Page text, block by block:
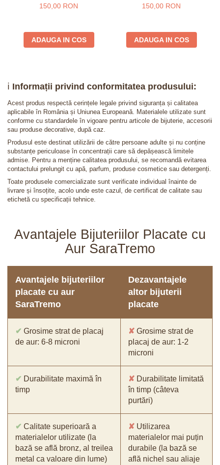
150,00 RON
ADAUGA IN COS
150,00 RON
ADAUGA IN COS
ℹ️ Informații privind conformitatea produsului:
Acest produs respectă cerințele legale privind siguranța și calitatea
aplicabile în România și Uniunea Europeană. Materialele utilizate sunt
conforme cu standardele în vigoare pentru articole de bijuterie, accesorii
sau produse decorative, după caz.
Produsul este destinat utilizării de către persoane adulte și nu conține
substanțe periculoase în concentrații care să depășească limitele
admise. Pentru a menține calitatea produsului, se recomandă evitarea
contactului prelungit cu apă, parfum, produse cosmetice sau detergenți.
Toate produsele comercializate sunt verificate individual înainte de
livrare și însoțite, acolo unde este cazul, de certificat de calitate sau
etichetă cu specificații tehnice.
Avantajele Bijuteriilor Placate cu
Aur SaraTremo
Avantajele bijuteriilor
placate cu aur
SaraTremo
Dezavantajele
altor bijuterii
placate
✔ Grosime strat de placaj
de aur: 6-8 microni
✘ Grosime strat de
placaj de aur: 1-2
microni
✔ Durabilitate maximă în
timp
✘ Durabilitate limitată
în timp (câteva
purtări)
✔ Calitate superioară a
materialelor utilizate (la
bază se află bronz, al treilea
metal ca valoare din lume)
✘ Utilizarea
materialelor mai puțin
durabile (la bază se
află nichel sau aliaje